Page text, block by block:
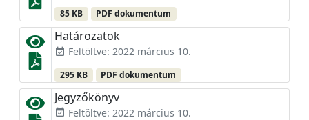
85 KB PDF dokumentum
Határozatok
event_available Feltöltve: 2022 március 10.
295 KB PDF dokumentum
Jegyzőkönyv
event_available Feltöltve: 2022 március 10.